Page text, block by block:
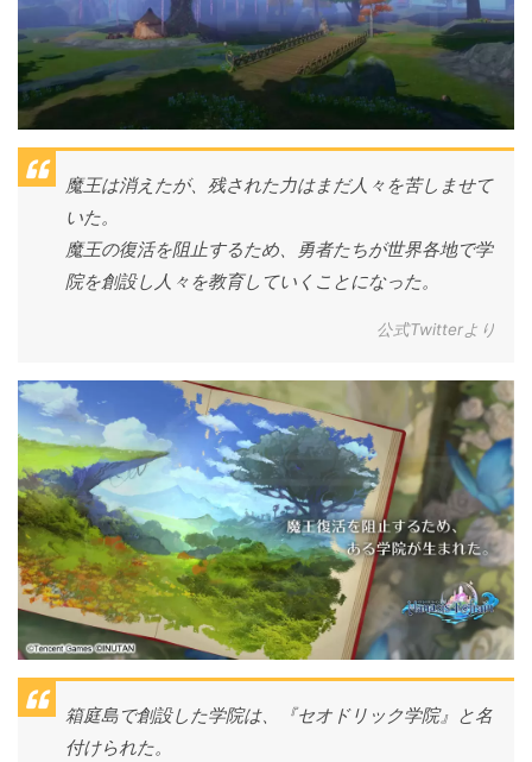
魔王は消えたが、残された力はまだ人々を苦しませて
いた。
魔王の復活を阻止するため、勇者たちが世界各地で学
院を創設し人々を教育していくことになった。
公式Twitterより
箱庭島で創設した学院は、『セオドリック学院』と名
付けられた。